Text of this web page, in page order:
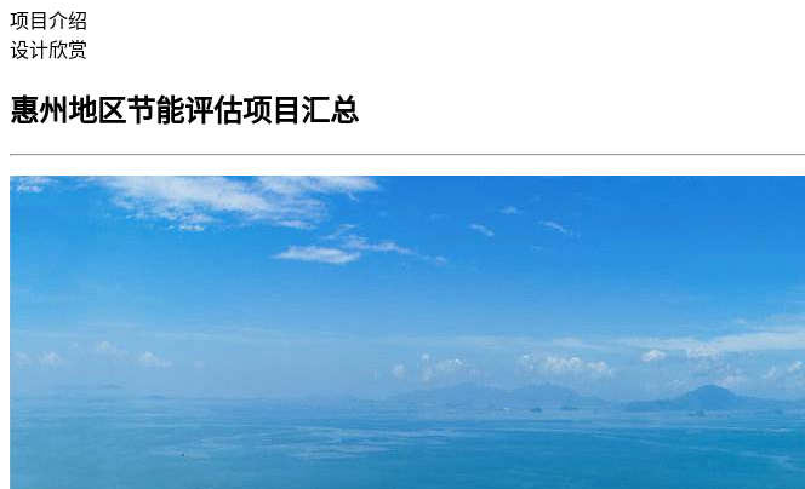
项目介绍
设计欣赏
惠州地区节能评估项目汇总